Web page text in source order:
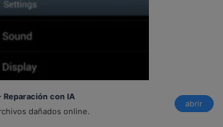
Reparación con IA
dañados online.
abrir